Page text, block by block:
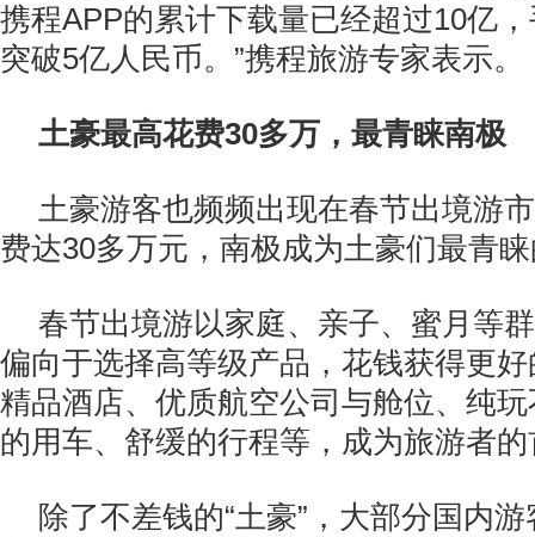
携程APP的累计下载量已经超过10亿
突破5亿人民币。”携程旅游专家表示。
土豪最高花费30多万，最青睐南极
土豪游客也频频出现在春节出境游
费达30多万元，南极成为土豪们最青
春节出境游以家庭、亲子、蜜月等
偏向于选择高等级产品，花钱获得更
精品酒店、优质航空公司与舱位、纯
的用车、舒缓的行程等，成为旅游者
除了不差钱的“土豪”，大部分国内